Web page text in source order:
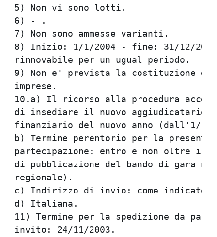
5) Non
6)
7) Non sono
8) Inizio: 1/1/2004 - fine: 31/
rinnovabile per
9) Non e' prevista la
10.a) Il ricorso alla procedura
di insediare il nuovo
finanziario del
b) Termine perentorio per
partecipazione: entro e non
di pubblicazione del
c) Indirizzo di invio:
d)
11) Termine per la
invito: